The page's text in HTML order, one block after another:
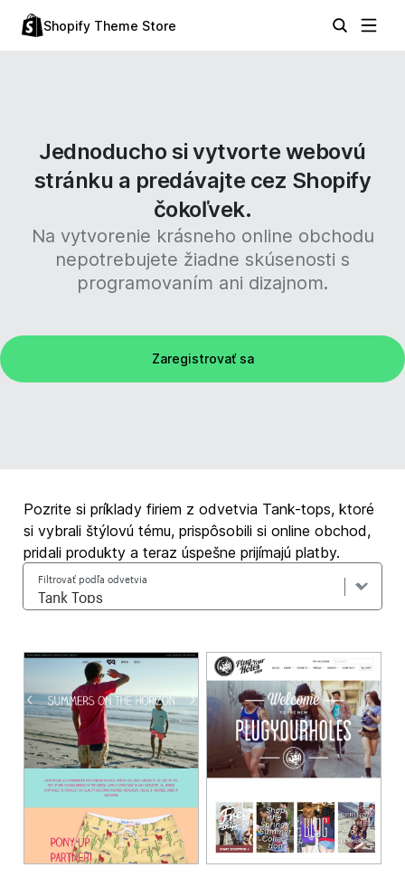
Shopify Theme Store
Jednoducho si vytvorte webovú
stránku a predávajte cez Shopify
čokoľvek.
Na vytvorenie krásneho online obchodu
nepotrebujete žiadne skúsenosti s
programovaním ani dizajnom.
Zaregistrovať sa
Pozrite si príklady firiem z odvetvia Tank-tops, ktoré
si vybrali štýlovú tému, prispôsobili si online obchod,
pridali produkty a teraz úspešne prijímajú platby.
Filtrovať podľa odvetvia